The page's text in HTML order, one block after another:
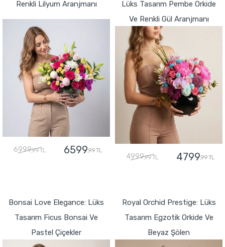
Renkli Lilyum Aranjmanı
6999,99 TL 6599,99 TL
Lüks Tasarım Pembe Orkide
Ve Renkli Gül Aranjmanı
4999,99 TL 4799,99 TL
Bonsai Love Elegance: Lüks
Tasarım Ficus Bonsai Ve
Pastel Çiçekler
Royal Orchid Prestige: Lüks
Tasarım Egzotik Orkide Ve
Beyaz Şölen